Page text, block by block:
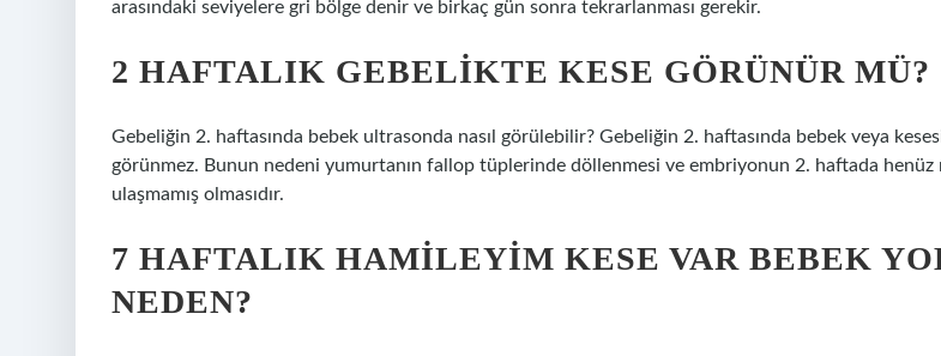
arasındaki seviyelere gri bölge denir ve birkaç gün sonra tekrarlanması gerekir.
2 HAFTALIK GEBELIKTE KESE GÖRÜNÜR MÜ?
Gebeliğin 2. haftasında bebek ultrasonda nasıl görülebilir? Gebeliğin 2. haftasında bebek veya
görünmez. Bunun nedeni yumurtanın fallop tüplerinde döllenmesi ve embriyonun 2. haftada henüz
ulaşmamış olmasıdır.
7 HAFTALIK HAMILEYIM KESE VAR BEBEK
NEDEN?